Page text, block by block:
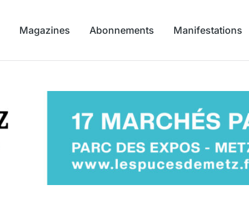
Magazines Abonnements Manifestations